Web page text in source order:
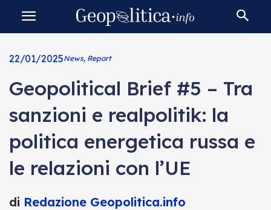
22/01/2025News, Report
Geopolitical Brief #5 – Tra
sanzioni e realpolitik: la
politica energetica russa e
le relazioni con l’UE
di Redazione Geopolitica.info